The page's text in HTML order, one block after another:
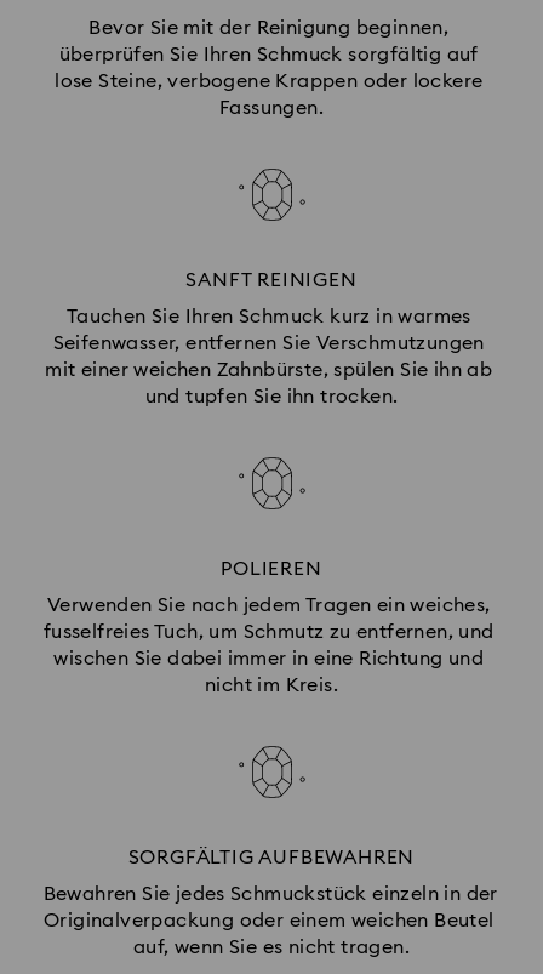
Bevor Sie mit der Reinigung beginnen,
überprüfen Sie Ihren Schmuck sorgfältig auf
lose Steine, verbogene Krappen oder lockere
Fassungen.
SANFT REINIGEN
Tauchen Sie Ihren Schmuck kurz in warmes
Seifenwasser, entfernen Sie Verschmutzungen
mit einer weichen Zahnbürste, spülen Sie ihn ab
und tupfen Sie ihn trocken.
POLIEREN
Verwenden Sie nach jedem Tragen ein weiches,
fusselfreies Tuch, um Schmutz zu entfernen, und
wischen Sie dabei immer in eine Richtung und
nicht im Kreis.
SORGFÄLTIG AUFBEWAHREN
Bewahren Sie jedes Schmuckstück einzeln in der
Originalverpackung oder einem weichen Beutel
auf, wenn Sie es nicht tragen.